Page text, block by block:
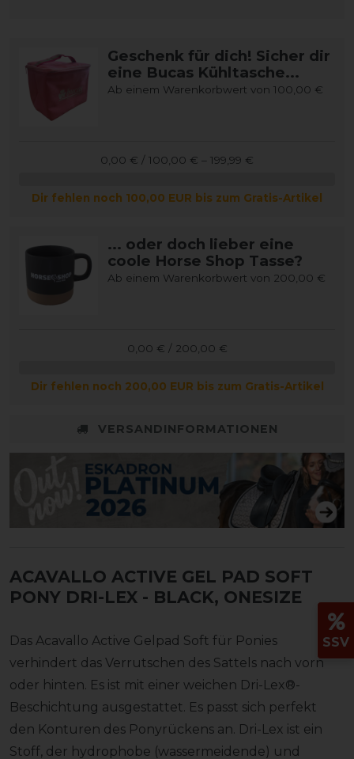
Geschenk für dich! Sicher dir
eine Bucas Kühltasche...
Ab einem Warenkorbwert von 100,00 €
0,00 € / 100,00 € – 199,99 €
Dir fehlen noch 100,00 EUR bis zum Gratis-Artikel
... oder doch lieber eine
coole Horse Shop Tasse?
Ab einem Warenkorbwert von 200,00 €
0,00 € / 200,00 €
Dir fehlen noch 200,00 EUR bis zum Gratis-Artikel
VERSANDINFORMATIONEN
ACAVALLO ACTIVE GEL PAD SOFT
PONY DRI-LEX - BLACK, ONESIZE
Das Acavallo Active Gelpad Soft für Ponies
verhindert das Verrutschen des Sattels nach vorn
oder hinten. Es ist mit einer weichen Dri-Lex®-
Beschichtung ausgestattet. Es passt sich perfekt
den Konturen des Ponyrückens an. Dri-Lex ist ein
Stoff, der hydrophobe (wassermeidende) und
SSV